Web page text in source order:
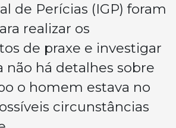
de Perícias (IGP) foram
realizar os
de praxe e investigar
não há detalhes sobre
o homem estava no
circunstâncias